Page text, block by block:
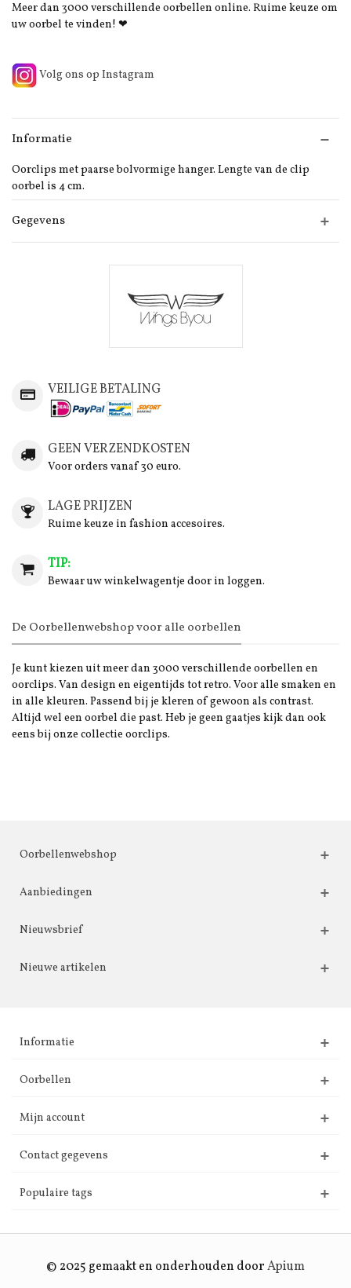
Meer dan 3000 verschillende oorbellen online. Ruime keuze om
uw oorbel te vinden! ❤
Volg ons op Instagram
Informatie
Oorclips met paarse bolvormige hanger. Lengte van de clip
oorbel is 4 cm.
Gegevens
VEILIGE BETALING
GEEN VERZENDKOSTEN
Voor orders vanaf 30 euro.
LAGE PRIJZEN
Ruime keuze in fashion accesoires.
TIP:
Bewaar uw winkelwagentje door in loggen.
De Oorbellenwebshop voor alle oorbellen
Je kunt kiezen uit meer dan 3000 verschillende oorbellen en
oorclips. Van design en eigentijds tot retro. Voor alle smaken en
in alle kleuren. Passend bij je kleren of gewoon als contrast.
Altijd wel een oorbel die past. Heb je geen gaatjes kijk dan ook
eens bij onze collectie oorclips.
Oorbellenwebshop
Aanbiedingen
Nieuwsbrief
Nieuwe artikelen
Informatie
Oorbellen
Mijn account
Contact gegevens
Populaire tags
© 2025 gemaakt en onderhouden doorApium